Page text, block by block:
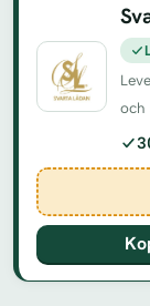
och